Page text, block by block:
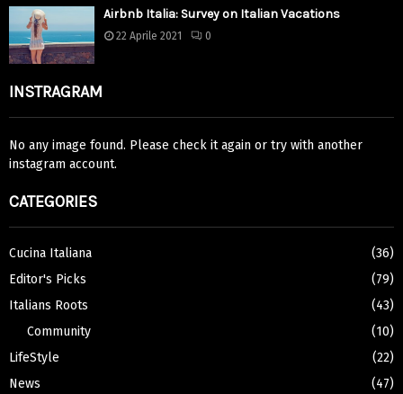
Airbnb Italia: Survey on Italian Vacations
22 Aprile 2021 0
INSTRAGRAM
No any image found. Please check it again or try with another
instagram account.
CATEGORIES
Cucina Italiana
(36)
Editor's Picks
(79)
Italians Roots
(43)
Community
(10)
LifeStyle
(22)
News
(47)